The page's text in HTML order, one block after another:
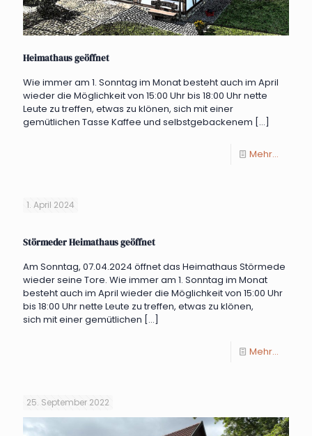
Heimathaus geöffnet
Wie immer am 1. Sonntag im Monat besteht auch im April
wieder die Möglichkeit von 15:00 Uhr bis 18:00 Uhr nette
Leute zu treffen, etwas zu klönen, sich mit einer
gemütlichen Tasse Kaffee und selbstgebackenem […]
Mehr...
1. April 2024
Störmeder Heimathaus geöffnet
Am Sonntag, 07.04.2024 öffnet das Heimathaus Störmede
wieder seine Tore. Wie immer am 1. Sonntag im Monat
besteht auch im April wieder die Möglichkeit von 15:00 Uhr
bis 18:00 Uhr nette Leute zu treffen, etwas zu klönen,
sich mit einer gemütlichen […]
Mehr...
25. September 2022